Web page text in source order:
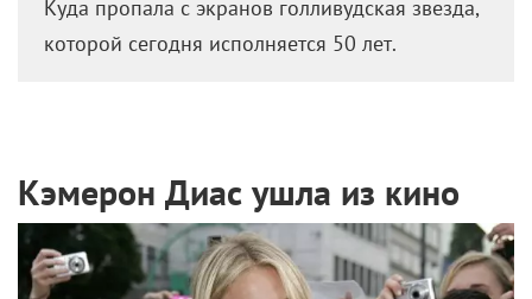
Куда пропала с экранов голливудская звезда,
которой сегодня исполняется 50 лет.
Кэмерон Диас ушла из кино